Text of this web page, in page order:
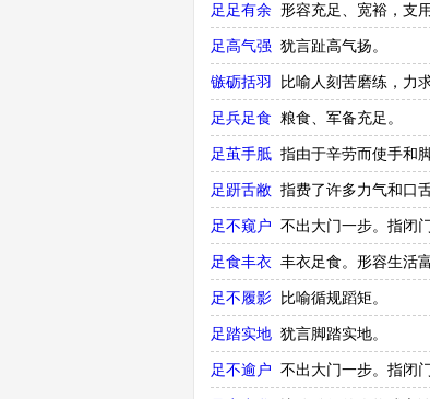
足足有余 形容充足、宽裕，支
足高气强 犹言趾高气扬。
镞砺括羽 比喻人刻苦磨练，力
足兵足食 粮食、军备充足。
足茧手胝 指由于辛劳而使手和
足趼舌敝 指费了许多力气和口舌
足不窥户 不出大门一步。指闭
足食丰衣 丰衣足食。形容生活富
足不履影 比喻循规蹈矩。
足踏实地 犹言脚踏实地。
足不逾户 不出大门一步。指闭